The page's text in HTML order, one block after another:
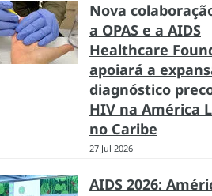
Nova
a OPAS e a AIDS
Healthcare
apoiará a
diagnóstico
HIV na América
no Caribe
27 Jul 2026
AIDS 2026: